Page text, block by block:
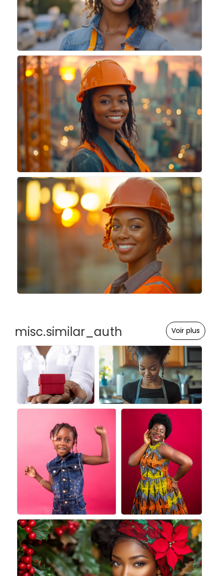
misc.similar_auth Voir plus